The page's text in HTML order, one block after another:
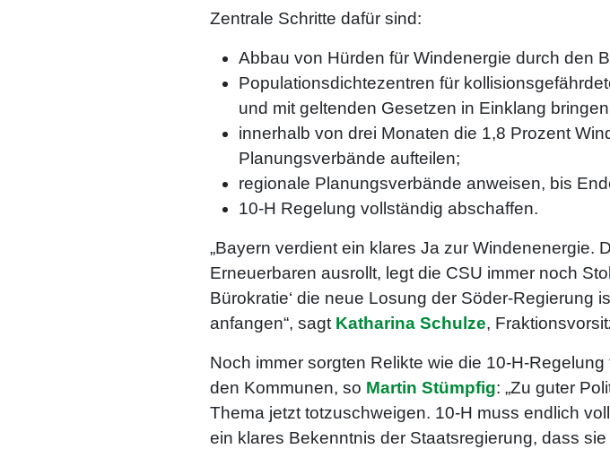
Zentrale Schritte dafür sind:
Abbau von Hürden für Windenergie durch den
Populationsdichtezentren für
und mit geltenden Gesetzen in Einklang
innerhalb von drei Monaten die 1,8 Prozent
Planungsverbände aufteilen;
regionale Planungsverbände anweisen, bis
10-H Regelung vollständig abschaffen.
„Bayern verdient ein klares Ja zur Windenenergie.
Erneuerbaren ausrollt, legt die CSU immer noch
Bürokratie‘ die neue Losung der Söder-Regierung
anfangen“, sagt Katharina Schulze,
Noch immer sorgten Relikte wie die 10-H-
den Kommunen, so Martin Stümpfig: „Zu guter
Thema jetzt totzuschweigen. 10-H muss endlich
ein klares Bekenntnis der Staatsregierung, dass